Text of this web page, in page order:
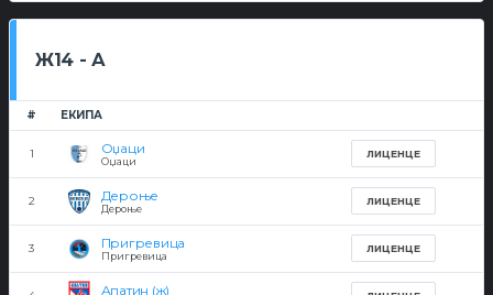
Ж14 - А
# ЕКИПА
1 Оџаци
Оџаци
ЛИЦЕНЦЕ
2 Дероње
Дероње
ЛИЦЕНЦЕ
3 Пригревица
Пригревица
ЛИЦЕНЦЕ
Апатин (ж)